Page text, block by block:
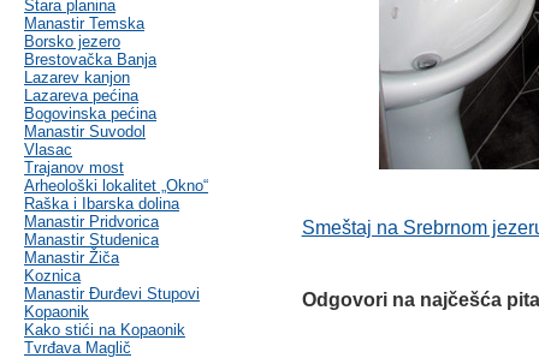
Stara planina
Manastir Temska
Borsko jezero
Brestovačka Banja
Lazarev kanjon
Lazareva pećina
Bogovinska pećina
Manastir Suvodol
Vlasac
Trajanov most
Arheološki lokalitet „Okno“
Raška i Ibarska dolina
Manastir Pridvorica
Manastir Studenica
Manastir Žiča
Koznica
Manastir Đurđevi Stupovi
Kopaonik
Kako stići na Kopaonik
Tvrđava Maglič
Smeštaj na Srebrnom
Odgovori na najčešća